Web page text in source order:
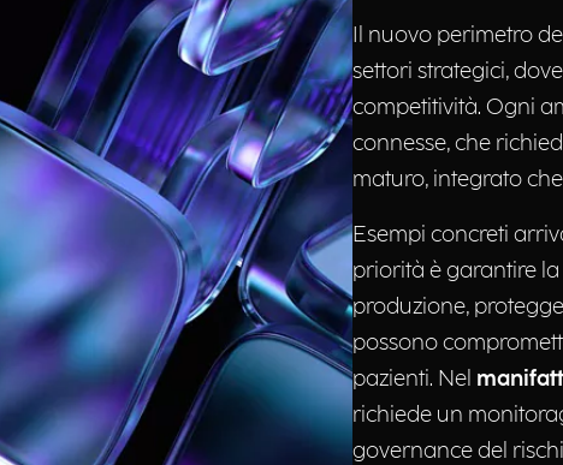
Il nuovo perimetro
settori strategici,
competitività. Ogni
connesse, che
maturo, integrato
Esempi concreti
priorità è garantire
produzione,
possono
pazienti. Nel
richiede un
governance del